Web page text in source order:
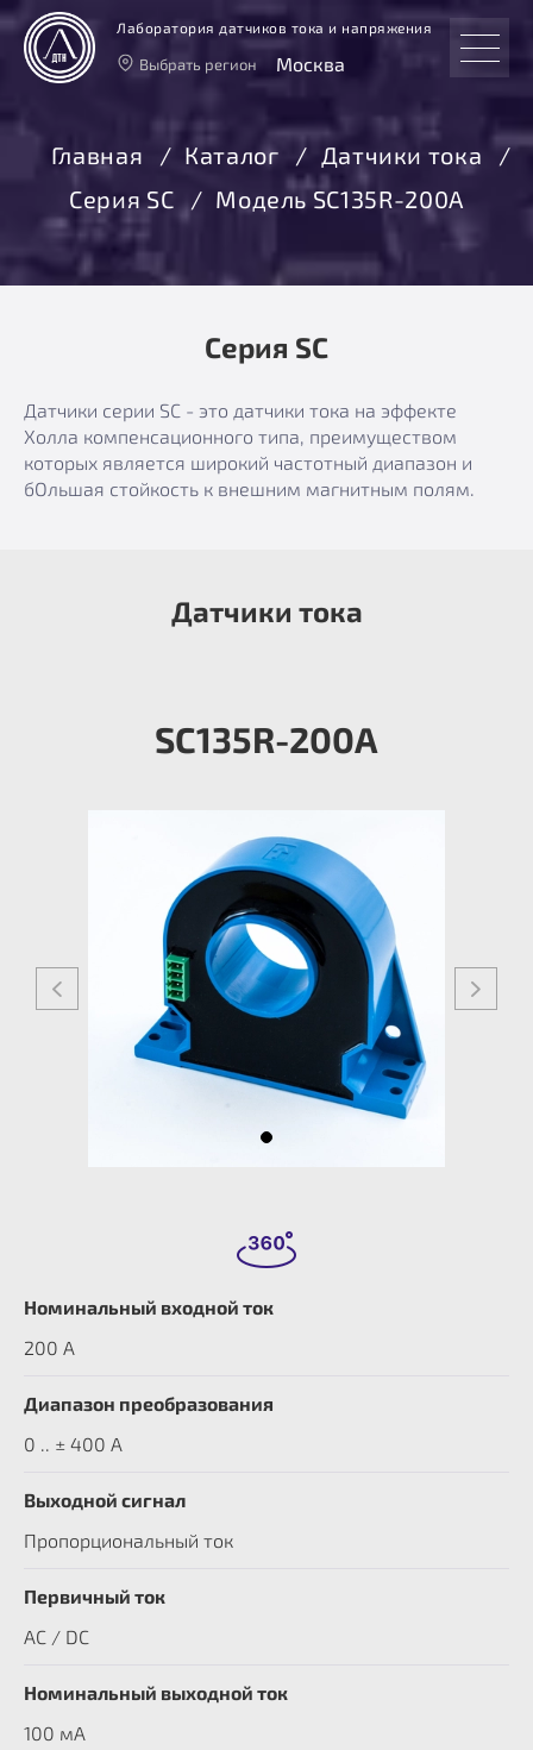
Лаборатория датчиков тока и напряжения
Выбрать регион Москва
Москва
Санкт-Петербург
Екатеринбург
Новосибирск
Главная Каталог
Датчики тока
Серия SC
Модель SC135R-200A
Серия SC
Датчики серии SC - это датчики тока на эффекте
Холла компенсационного типа, преимуществом
которых является широкий частотный диапазон и
бОльшая стойкость к внешним магнитным полям.
Датчики тока
SC135R-200A
Номинальный входной ток
200 A
Диапазон преобразования
0 .. ± 400 А
Выходной сигнал
Пропорциональный ток
Первичный ток
AC / DC
Номинальный выходной ток
100 мА